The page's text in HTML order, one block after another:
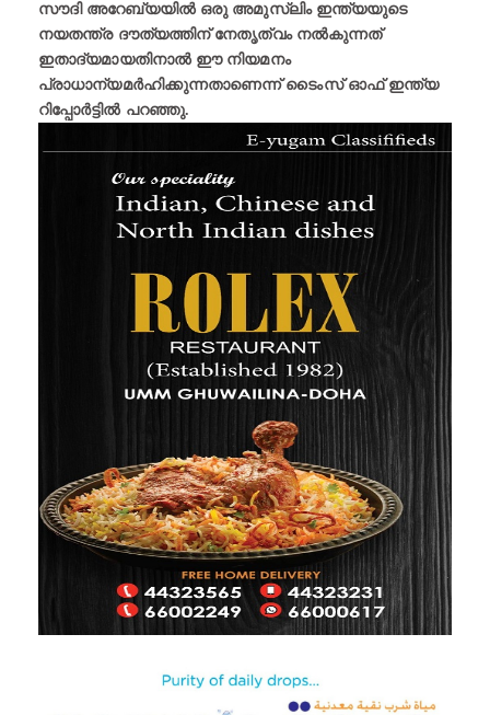
സൗദി അറേബ്യയിൽ ഒരു അമുസ്ലിം ഇന്ത്യയുടെ
നയതന്ത്ര ദൗത്യത്തിന് നേതൃത്വം നൽകുന്നത്
ഇതാദ്യമായതിനാൽ ഈ നിയമനം
പ്രാധാന്യമർഹിക്കുന്നതാണെന്ന് ടൈംസ് ഓഫ് ഇന്ത്യ
റിപ്പോർട്ടിൽ പറഞ്ഞു.